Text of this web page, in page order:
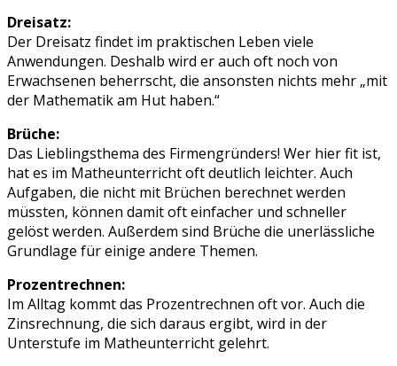
Dreisatz:
Der Dreisatz findet im praktischen Leben viele
Anwendungen. Deshalb wird er auch oft noch von
Erwachsenen beherrscht, die ansonsten nichts mehr „mit
der Mathematik am Hut haben.“
Brüche:
Das Lieblingsthema des Firmengründers! Wer hier fit ist,
hat es im Matheunterricht oft deutlich leichter. Auch
Aufgaben, die nicht mit Brüchen berechnet werden
müssten, können damit oft einfacher und schneller
gelöst werden. Außerdem sind Brüche die unerlässliche
Grundlage für einige andere Themen.
Prozentrechnen:
Im Alltag kommt das Prozentrechnen oft vor. Auch die
Zinsrechnung, die sich daraus ergibt, wird in der
Unterstufe im Matheunterricht gelehrt.